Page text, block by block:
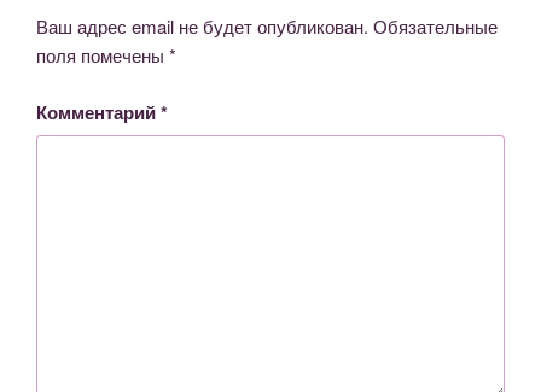
Ваш адрес email не будет опубликован. Обязательные
поля помечены *
Комментарий*